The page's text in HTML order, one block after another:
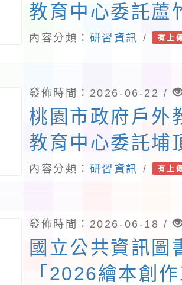
教育中心委託蘆
全市分區教師研
產業的永續對話
內容分類： 研習資訊 / 有上
發佈時間：2026-06-22 /
桃園市政府戶外
教育中心委託埔
全市分區教師研
內容分類： 研習資訊 / 有上
發佈時間：2026-06-18 /
國立公共資訊圖
「2026繪本創